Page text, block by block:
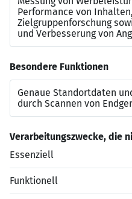
Referenznummer
JN-062026-7033771
Beraterkontakt
+49895587958300